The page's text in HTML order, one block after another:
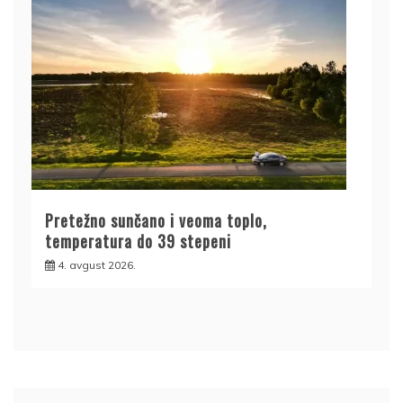
Pretežno sunčano i veoma toplo,
temperatura do 39 stepeni
4. avgust 2026.